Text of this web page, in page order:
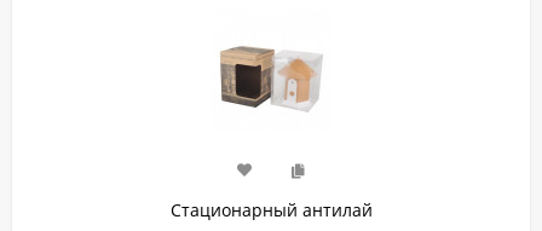
Стационарный антилай